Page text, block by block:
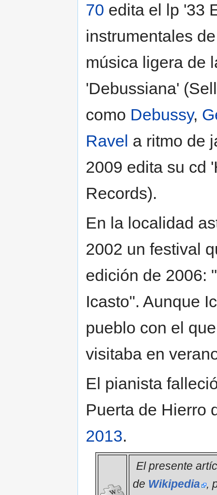
70 edita el lp '33
instrumentales
música ligera de
'Debussiana'
como Debussy,
Ravel a ritmo de
2009 edita su cd
Records).
En la localidad
2002 un festival
edición de 2006:
Icasto". Aunque
pueblo con el
visitaba en
El pianista
Puerta de Hierro
2013.
El presente
de Wikipedia ,